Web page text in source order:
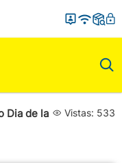
Vistas: 533
Dia de la